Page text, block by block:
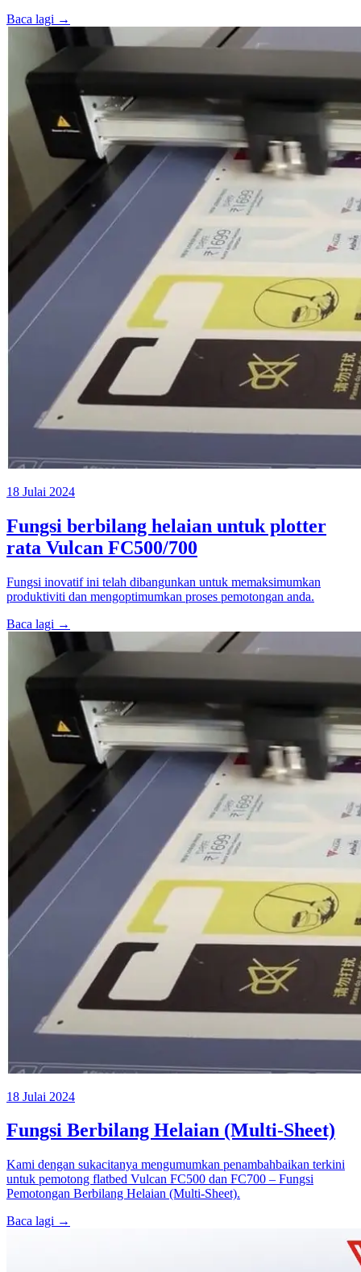
Baca lagi →
18 Julai 2024
Fungsi berbilang helaian untuk plotter
rata Vulcan FC500/700
Fungsi inovatif ini telah dibangunkan untuk memaksimumkan
produktiviti dan mengoptimumkan proses pemotongan anda.
Baca lagi →
18 Julai 2024
Fungsi Berbilang Helaian (Multi-Sheet)
Kami dengan sukacitanya mengumumkan penambahbaikan terkini
untuk pemotong flatbed Vulcan FC500 dan FC700 – Fungsi
Pemotongan Berbilang Helaian (Multi-Sheet).
Baca lagi →